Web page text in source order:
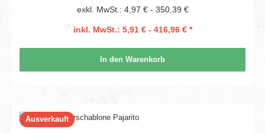
exkl. MwSt.: 4,97 € - 350,39 €
inkl. MwSt.: 5,91 € - 416,96 € *
In den Warenkorb
Ausverkauft